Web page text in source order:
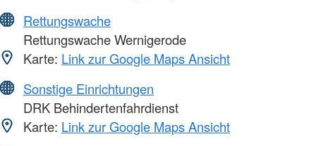
Rettungswache
Rettungswache Wernigerode
Karte: Link zur Google Maps Ansicht
Sonstige Einrichtungen
DRK Behindertenfahrdienst
Karte: Link zur Google Maps Ansicht